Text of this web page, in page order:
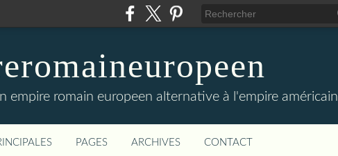
empire romain europeen alternative à l'empire américain
PAGES ARCHIVES CONTACT